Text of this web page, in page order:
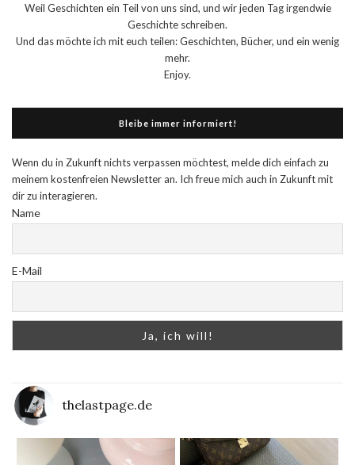
Weil Geschichten ein Teil von uns sind, und wir jeden Tag irgendwie
Geschichte schreiben.
Und das möchte ich mit euch teilen: Geschichten, Bücher, und ein wenig
mehr.
Enjoy.
Bleibe immer informiert!
Wenn du in Zukunft nichts verpassen möchtest, melde dich einfach zu
meinem kostenfreien Newsletter an. Ich freue mich auch in Zukunft mit
dir zu interagieren.
Name
E-Mail
thelastpage.de